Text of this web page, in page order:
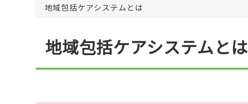
地域包括ケアシステムとは
地域包括ケアシステムとは